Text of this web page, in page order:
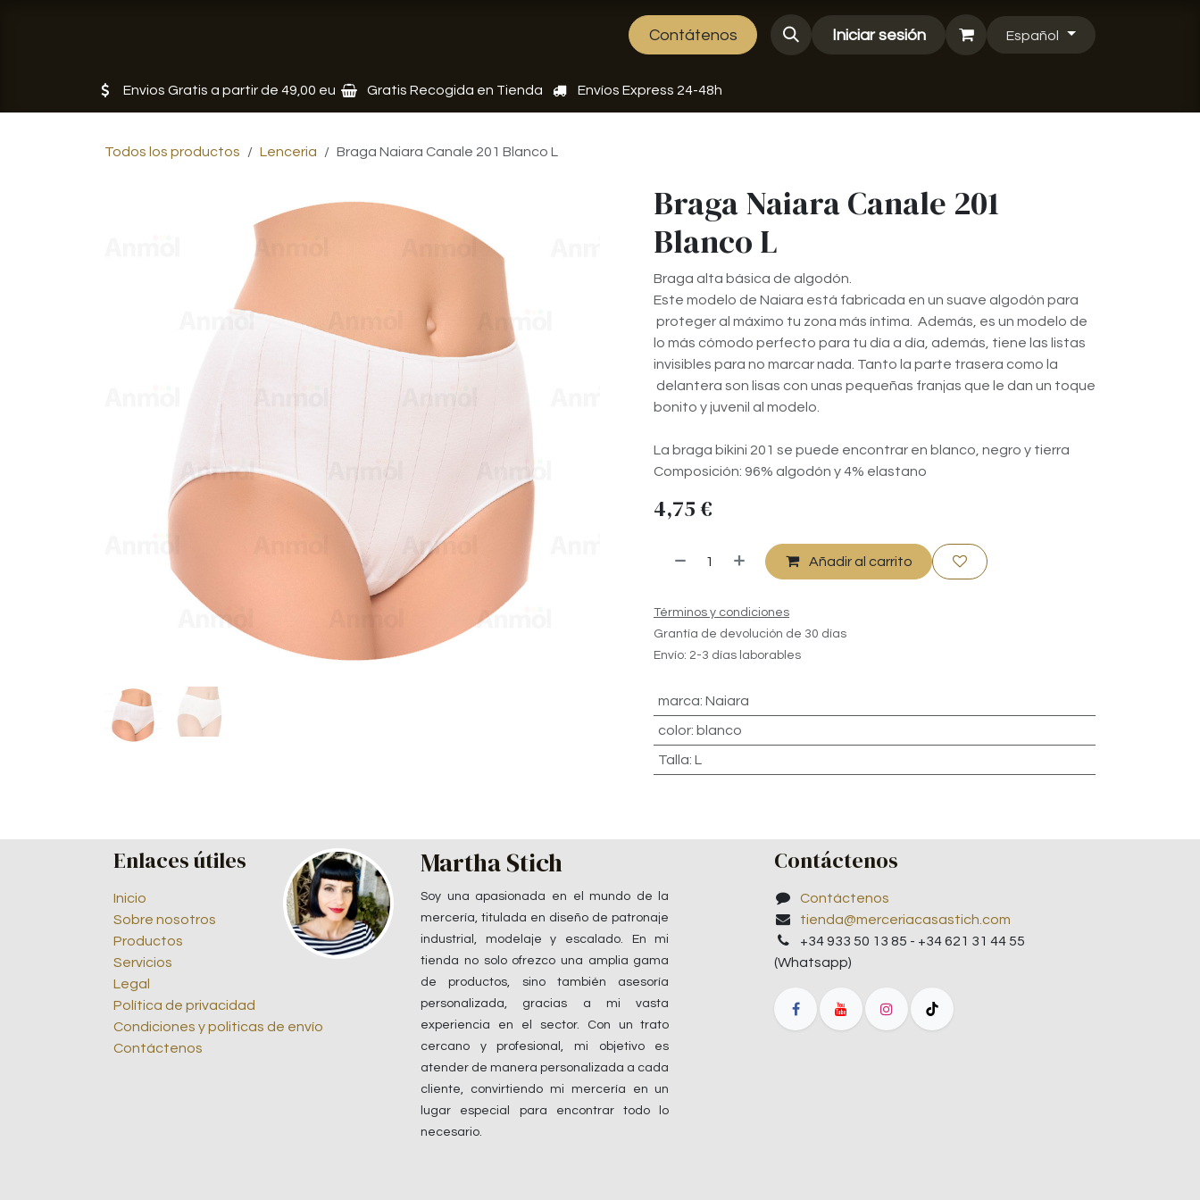
Contátenos Iniciar sesión Español
Envios Gratis a partir de 49,00 eu Gratis Recogida en Tienda Envíos Express 24-48h
Todos los productos Lenceria Braga Naiara Canale 201 Blanco L
Braga Naiara Canale 201
Blanco L
Braga alta básica de algodón.
Este modelo de Naiara está fabricada en un suave algodón para
proteger al máximo tu zona más íntima. Además, es un modelo de
lo más cómodo perfecto para tu día a día, además, tiene las listas
invisibles para no marcar nada. Tanto la parte trasera como la
delantera son lisas con unas pequeñas franjas que le dan un toque
bonito y juvenil al modelo.
La braga bikini 201 se puede encontrar en blanco, negro y tierra
Composición: 96% algodón y 4% elastano
4,75€
Añadir al carrito
Términos y condiciones
Grantía de devolución de 30 días
Envío: 2-3 días laborables
marca: Naiara
color: blanco
Talla: L
Enlaces útiles
Inicio
Sobre nosotros
Productos
Servicios
Legal
Política de privacidad
Condiciones y politicas de envío
Contáctenos
Contáctenos
Contáctenos
tienda@merceriacasastich.com
+34 933 50 13 85 - +34 621 31 44 55
(Whatsapp)
Martha Stich
Soy una apasionada en el mundo de la
mercería, titulada en diseño de patronaje
industrial, modelaje y escalado. En mi
tienda no solo ofrezco una amplia gama
de productos, sino también asesoría
personalizada, gracias a mi vasta
experiencia en el sector. Con un trato
cercano y profesional, mi objetivo es
atender de manera personalizada a cada
cliente, convirtiendo mi mercería en un
lugar especial para encontrar todo lo
necesario.